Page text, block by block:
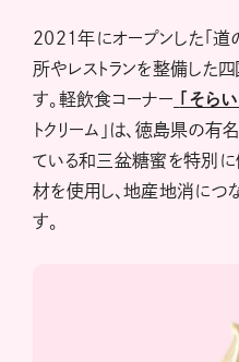
2021年にオープンした「道
所やレストランを整備した
す。軽飲食コーナー
「そら
トクリーム」は、徳島県の
ている和三盆糖蜜を特別
材を使用し、地産地消につ
す。